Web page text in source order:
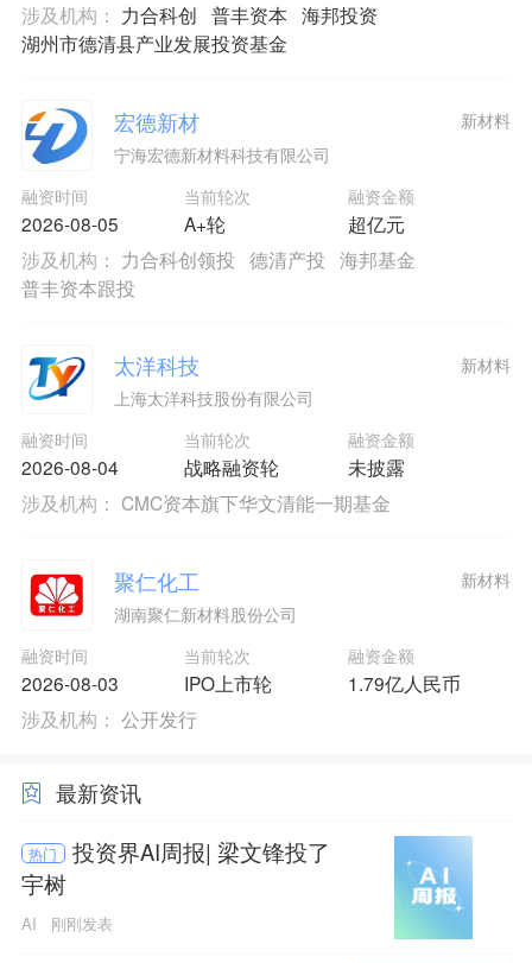
涉及机构： 力合科创 普丰资本 海邦投资
湖州市德清县产业发展投资基金
宏德新材
宁海宏德新材料科技有限公司
融资时间
2026-08-05
当前轮次
A+轮
融资金额
超亿元
新材料
涉及机构： 力合科创领投 德清产投 海邦基金
普丰资本跟投
太洋科技
上海太洋科技股份有限公司
融资时间
2026-08-04
当前轮次
战略融资轮
融资金额
未披露
新材料
涉及机构： CMC资本旗下华文清能一期基金
聚仁化工
湖南聚仁新材料股份公司
融资时间
2026-08-03
当前轮次
IPO上市轮
融资金额
1.79亿人民币
新材料
涉及机构： 公开发行
最新资讯
热门
投资界AI周报| 梁文锋投了
宇树
AI 刚刚发表